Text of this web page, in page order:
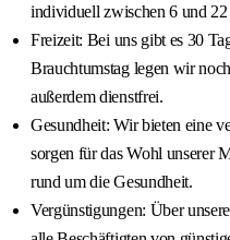
individuell zwischen 6 und
Freizeit: Bei uns gibt es 30
Brauchtumstag legen wir
außerdem dienstfrei.
Gesundheit: Wir bieten eine
sorgen für das Wohl unserer
rund um die Gesundheit.
Vergünstigungen: Über